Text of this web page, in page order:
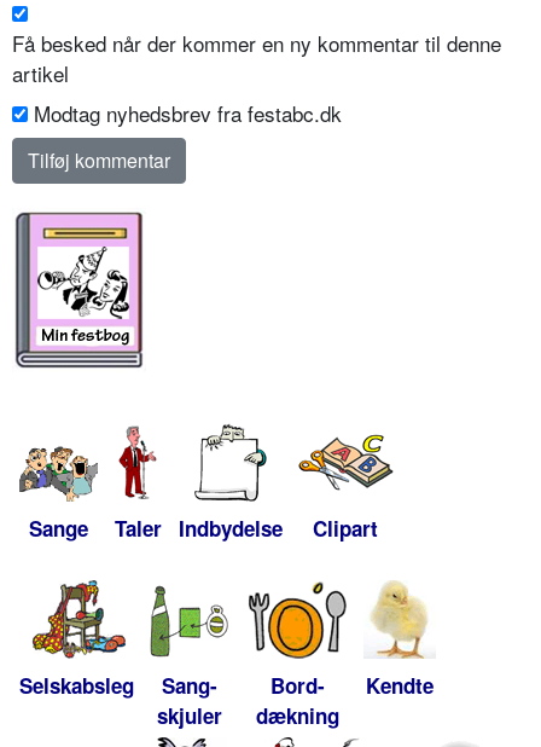
Få besked når der kommer en ny kommentar til denne
artikel
Modtag nyhedsbrev fra festabc.dk
Sange Taler Indbydelse Clipart
Selskabsleg
Sang-
skjuler
Bord-
dækning
Kendte